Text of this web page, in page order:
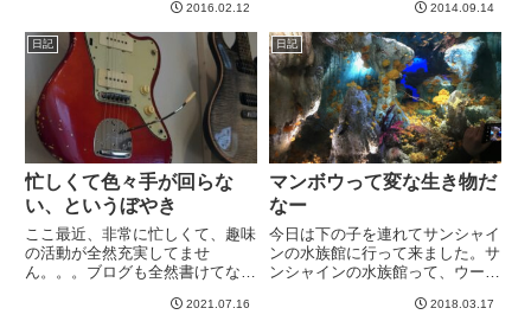
の模試で１５点をマークした私で
すが、数学の話は大好きで、特に
宇宙系。量子力学から超ひも理論
的な話は大好物なわけです。...
2016.02.12
で内部の抵抗器やコンデンサ等パ
ーツの経年劣化によりバイアス電
流値などのバランスが崩れている
可能性も考えられます、とのこ
と。 ...
2014.09.14
日記
忙しくて色々手が回らな
い、というぼやき
ここ最近、非常に忙しくて、趣味
の活動が全然充実してませ
ん。。。ブログも全然書けてな
続きそうです。特に全然ギター系
2021.07.16
日記
マンボウって変な生き物だ
なー
今日は下の子を連れてサンシャイ
ンの水族館に行って来ました。サ
ンシャインの水族館って、ウーパ
かもしれないw いつだ？wwなん
2018.03.17